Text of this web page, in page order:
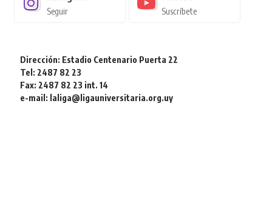
Seguir Suscríbete
Dirección: Estadio Centenario Puerta 22
Tel: 2487 82 23
Fax: 2487 82 23 int. 14
e-mail: laliga@ligauniversitaria.org.uy